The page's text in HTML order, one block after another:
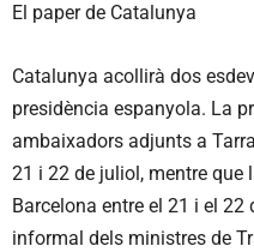
El paper de Catalunya
Catalunya acollirà dos
presidència espanyola. La
ambaixadors adjunts a
21 i 22 de juliol, mentre que
Barcelona entre el 21 i el 22
informal dels ministres de